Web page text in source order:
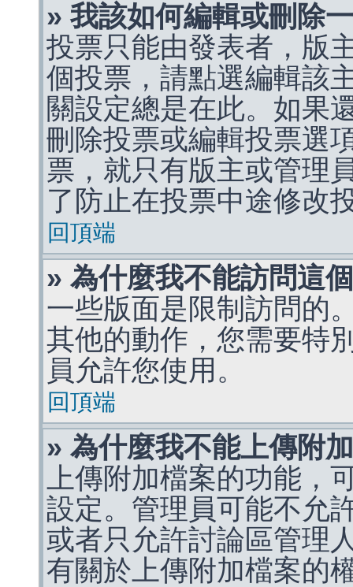
» 我該如何編輯或刪除
投票只能由發表者，版
個投票，請點選編輯該
關設定總是在此。如果
刪除投票或編輯投票選
票，就只有版主或管理
了防止在投票中途修改
回頂端
» 為什麼我不能訪問這
一些版面是限制訪問的
其他的動作，您需要特
員允許您使用。
回頂端
» 為什麼我不能上傳附
上傳附加檔案的功能，
設定。管理員可能不允
或者只允許討論區管理
有關於上傳附加檔案的